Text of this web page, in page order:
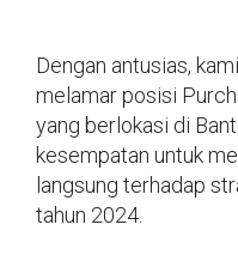
Dengan antusias,
melamar posisi
yang berlokasi di
kesempatan untuk
langsung terhadap
tahun 2024.